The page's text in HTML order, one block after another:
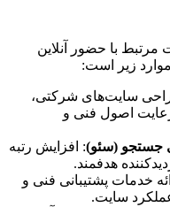
با حضور آنلاین
زیر است:
سایت‌های شرکتی،
اصول فنی و
جستجو (سئو): افزایش رتبه
هدفمند.
خدمات پشتیبانی فنی و
سایت.